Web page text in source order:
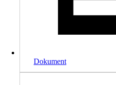
Dokument